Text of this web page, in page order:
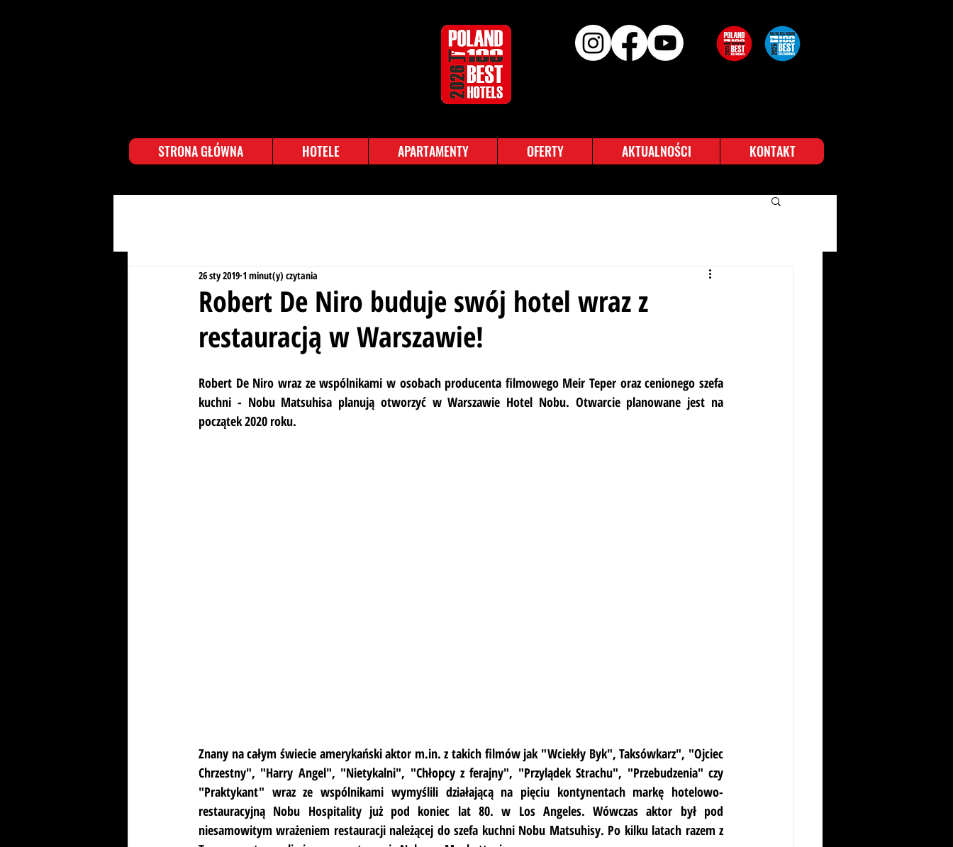
STRONA GŁÓWNA HOTELE APARTAMENTY OFERTY AKTUALNOŚCI KONTAKT
Robert De Niro buduje swój hotel wraz z
restauracją w Warszawie!
26 sty 2019 1 minut(y) czytania
Robert De Niro wraz ze wspólnikami w osobach producenta filmowego Meir Teper oraz cenionego szefa
kuchni - Nobu Matsuhisa planują otworzyć w Warszawie Hotel Nobu. Otwarcie planowane jest na
początek 2020 roku.
Znany na całym świecie amerykański aktor m.in. z takich filmów jak "Wciekły Byk", Taksówkarz", "Ojciec
Chrzestny", "Harry Angel", "Nietykalni", "Chłopcy z ferajny", "Przylądek Strachu", "Przebudzenia" czy
"Praktykant" wraz ze wspólnikami wymyślili działającą na pięciu kontynentach markę hotelowo-
restauracyjną Nobu Hospitality już pod koniec lat 80. w Los Angeles. Wówczas aktor był pod
niesamowitym wrażeniem restauracji należącej do szefa kuchni Nobu Matsuhisy. Po kilku latach razem z